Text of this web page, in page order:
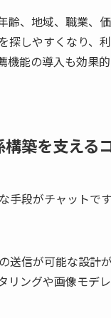
齢、地域、職業、
探しやすくなり、
能の導入も効果的
築を支える
手段がチャットで
送信が可能な設計
リングや画像モデ